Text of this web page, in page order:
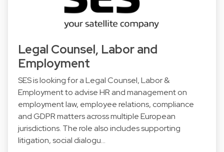
Legal Counsel, Labor and
Employment
SES is looking for a Legal Counsel, Labor &
Employment to advise HR and management on
employment law, employee relations, compliance
and GDPR matters across multiple European
jurisdictions. The role also includes supporting
litigation, social dialogu…